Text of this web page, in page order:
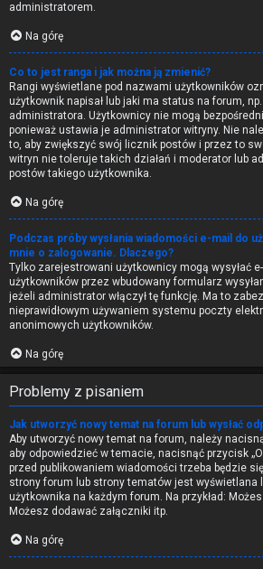
administratorem.
Na górę
Co to jest ranga i jak można ją zmienić?
Rangi wyświetlane pod nazwami użytkowników
użytkownik napisał lub jaki ma status na forum,
administratora. Użytkownicy nie mogą
ponieważ ustawia je administrator witryny. Nie
to, aby zwiększyć swój licznik postów i przez to
witryn nie toleruje takich działań i moderator lub
postów takiego użytkownika.
Na górę
Podczas próby wysłania wiadomości e-mail do
mnie o zalogowanie. Dlaczego?
Tylko zarejestrowani użytkownicy mogą wysyłać
użytkowników przez wbudowany formularz
jeżeli administrator włączył tę funkcję. Ma to
nieprawidłowym używaniem systemu poczty
anonimowych użytkowników.
Na górę
Problemy z pisaniem
Jak utworzyć nowy temat na forum lub wysłać
Aby utworzyć nowy temat na forum, należy
aby odpowiedzieć w temacie, nacisnąć przycisk
przed publikowaniem wiadomości trzeba będzie
strony forum lub strony tematów jest wyświetlana
użytkownika na każdym forum. Na przykład:
Możesz dodawać załączniki itp.
Na górę